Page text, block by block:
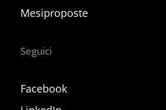
Mesiproposte
Seguici
Facebook